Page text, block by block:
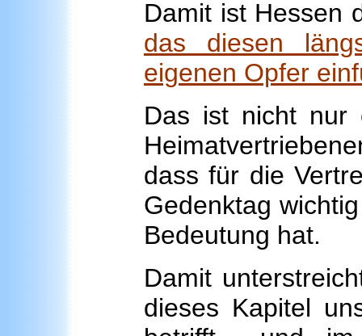
Damit ist Hessen
das diesen
eigenen Opfer
Das ist nicht nur
dass für die
Gedenktag
Bedeutung hat.
Damit
dieses Kapitel